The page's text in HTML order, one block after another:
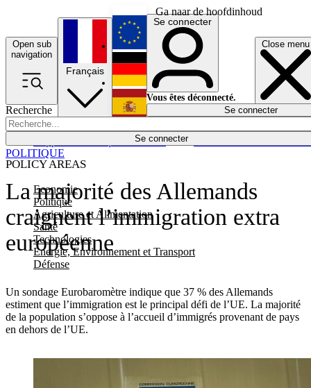
Ga naar de hoofdinhoud
Open sub
navigation
Close menu
Recherche
Se connecter
POLICY AREAS
Economie
Politique
Agriculture et Alimentation
Santé
Technologies
Energie, Environnement et Transport
Défense
Économie
Français
English
Deutsch
Español
Se connecter
Vous êtes déconnecté.
Se connecter
La majorité des Allemands
craignent l’immigration extra
européenne
Un sondage Eurobaromètre indique que 37 % des Allemands
estiment que l’immigration est le principal défi de l’UE. La majorité
de la population s’oppose à l’accueil d’immigrés provenant de pays
en dehors de l’UE.
POLITIQUE